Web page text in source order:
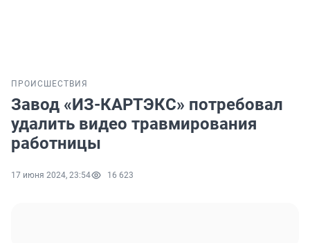
ПРОИСШЕСТВИЯ
Завод «ИЗ-КАРТЭКС» потребовал
удалить видео травмирования
работницы
17 июня 2024, 23:54 16 623